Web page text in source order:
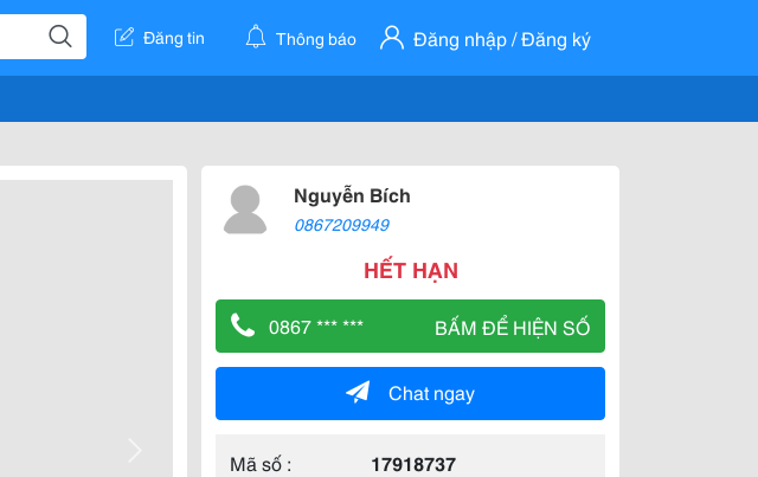
Đăng tin Thông báo Đăng nhập / Đăng ký
Nguyễn Bích
0867209949
HẾT HẠN
0867 *** *** BẤM ĐỂ HIỆN SỐ
Chat ngay
Mã số :
17918737